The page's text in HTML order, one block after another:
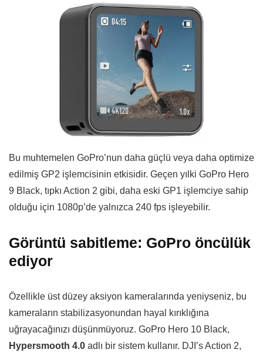
Bu muhtemelen GoPro’nun daha güçlü veya daha optimize
edilmiş GP2 işlemcisinin etkisidir. Geçen yılki GoPro Hero
9 Black, tıpkı Action 2 gibi, daha eski GP1 işlemciye sahip
olduğu için 1080p’de yalnızca 240 fps işleyebilir.
Görüntü sabitleme: GoPro öncülük
ediyor
Özellikle üst düzey aksiyon kameralarında yeniyseniz, bu
kameraların stabilizasyonundan hayal kırıklığına
uğrayacağınızı düşünmüyoruz. GoPro Hero 10 Black,
Hypersmooth 4.0 adlı bir sistem kullanır. DJI’s Action 2,